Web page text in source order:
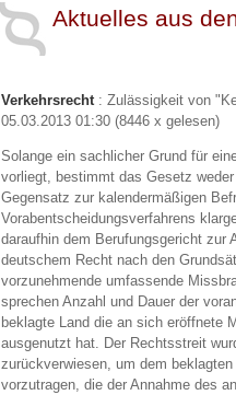
Aktuelles aus
Verkehrsrecht: Zulässigkeit von
05.03.2013 01:30(8446 x gelesen)
Solange ein sachlicher Grund für
vorliegt, bestimmt das Gesetz
Gegensatz zur kalendermäßigen
Vorabentscheidungsverfahrens
daraufhin dem Berufungsgericht zur
deutschem Recht nach den
vorzunehmende umfassende
sprechen Anzahl und Dauer der
beklagte Land die an sich eröffnete
ausgenutzt hat. Der Rechtsstreit
zurückverwiesen, um dem
vorzutragen, die der Annahme des